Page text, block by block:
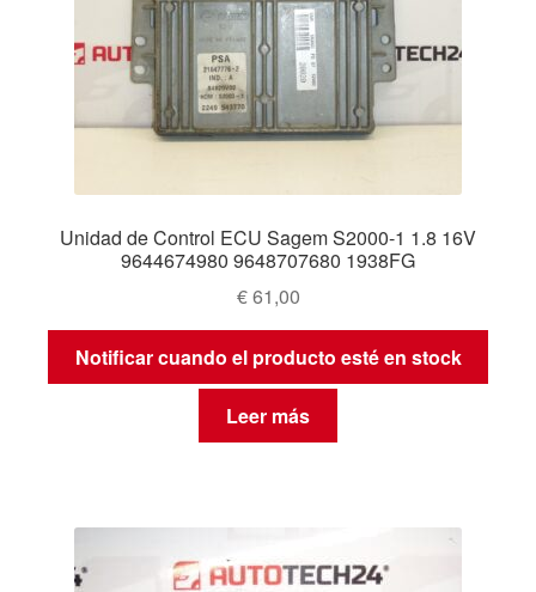
Unidad de Control ECU Sagem S2000-1 1.8 16V
9644674980 9648707680 1938FG
€61,00
Notificar cuando el producto esté en stock
Leer más